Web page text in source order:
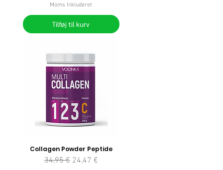
Moms Inkluderet
Tilføj til kurv
Collagen Powder Peptide
Regulær pris
34,95 € Salgspris
24,47 €